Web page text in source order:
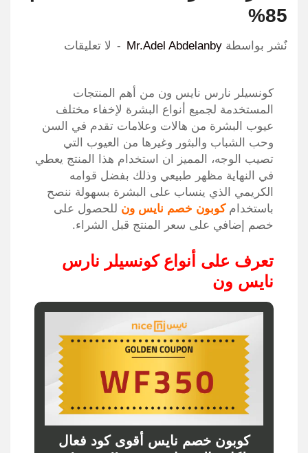
85%
نٌشر بواسطة Mr.Adel Abdelanby لا تعليقات
كونسيلر نارس نايس ون من أهم المنتجات
المستخدمة لجميع أنواع البشرة لإخفاء مختلف
عيوب البشرة من هالات وعلامات تقدم في السن
وحب الشباب والبثور وغيرها من العيوب التي
تصيب الوجه، المميز ان استخدام هذا المنتج يعطي
في النهاية مظهر طبيعي وذلك بفضل قوامه
الكريمي الذي ينساب على البشرة بسهولة ننصح
باستخدامكوبون خصم نايس ون للحصول على
خصم إضافي على سعر المنتج قبل الشراء.
تعرف على أنواع كونسيلر نارس
نايس ون
كوبون خصم نايس أقوى كود فعال